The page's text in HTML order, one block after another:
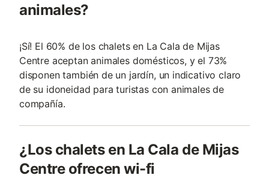
animales?
¡Sí! El 60% de los chalets en La Cala de Mijas
Centre aceptan animales domésticos, y el 73%
disponen también de un jardín, un indicativo claro
de su idoneidad para turistas con animales de
compañí­a.
¿Los chalets en La Cala de Mijas
Centre ofrecen wi-fi